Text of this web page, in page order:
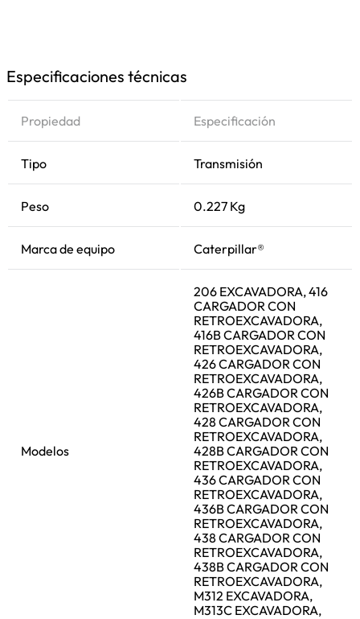
Especificaciones técnicas
Propiedad Especificación
Tipo Transmisión
Peso 0.227 Kg
Marca de equipo Caterpillar®
Modelos
206 EXCAVADORA, 416
CARGADOR CON
RETROEXCAVADORA,
416B CARGADOR CON
RETROEXCAVADORA,
426 CARGADOR CON
RETROEXCAVADORA,
426B CARGADOR CON
RETROEXCAVADORA,
428 CARGADOR CON
RETROEXCAVADORA,
428B CARGADOR CON
RETROEXCAVADORA,
436 CARGADOR CON
RETROEXCAVADORA,
436B CARGADOR CON
RETROEXCAVADORA,
438 CARGADOR CON
RETROEXCAVADORA,
438B CARGADOR CON
RETROEXCAVADORA,
M312 EXCAVADORA,
M313C EXCAVADORA,